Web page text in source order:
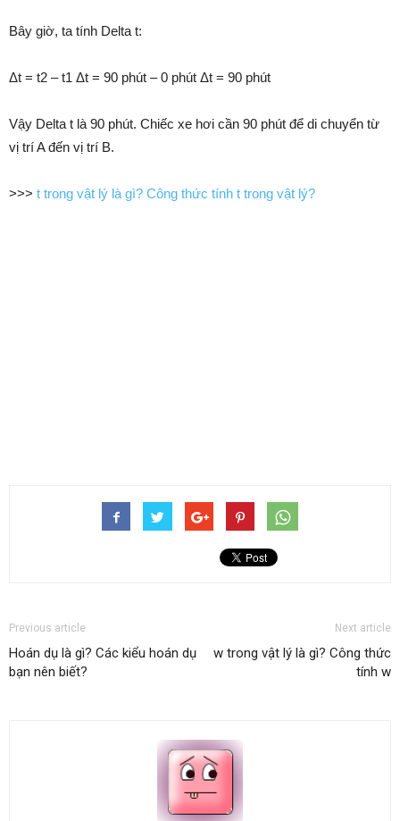
Bây giờ, ta tính Delta t:
Δt = t2 – t1 Δt = 90 phút – 0 phút Δt = 90 phút
Vậy Delta t là 90 phút. Chiếc xe hơi cần 90 phút để di chuyển từ
vị trí A đến vị trí B.
>>> t trong vật lý là gì? Công thức tính t trong vật lý?
Previous article
Hoán dụ là gì? Các kiểu hoán dụ
bạn nên biết?
Next article
w trong vật lý là gì? Công thức
tính w